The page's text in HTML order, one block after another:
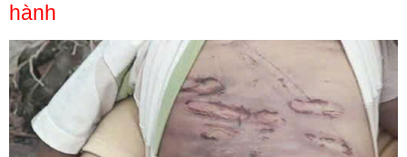
Chính trị
Đảng
Tổ chức nhân sự
Quốc hội
Nhận diện sự thật
Xã hội
Tin 24h
Giáo dục
Dự báo thời tiết
Dấu ấn VOV
Việc làm
hành